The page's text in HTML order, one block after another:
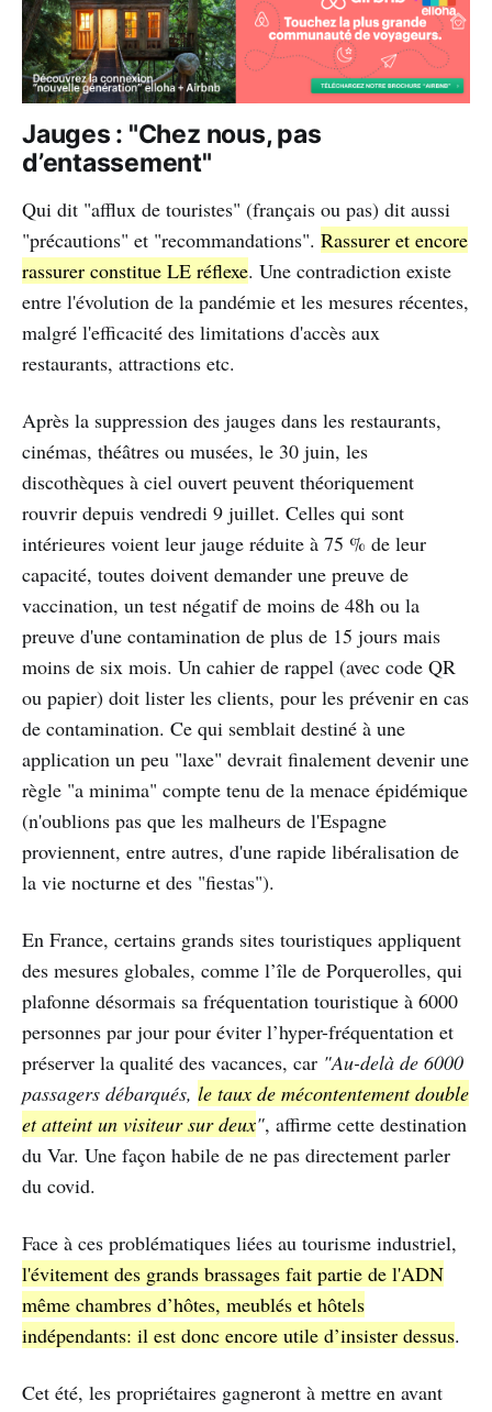
Jauges : "Chez nous, pas
d’entassement"
Qui dit "afflux de touristes" (français ou pas) dit aussi
"précautions" et "recommandations". Rassurer et encore
rassurer constitue LE réflexe. Une contradiction existe
entre l'évolution de la pandémie et les mesures récentes,
malgré l'efficacité des limitations d'accès aux
restaurants, attractions etc.
Après la suppression des jauges dans les restaurants,
cinémas, théâtres ou musées, le 30 juin, les
discothèques à ciel ouvert peuvent théoriquement
rouvrir depuis vendredi 9 juillet. Celles qui sont
intérieures voient leur jauge réduite à 75 % de leur
capacité, toutes doivent demander une preuve de
vaccination, un test négatif de moins de 48h ou la
preuve d'une contamination de plus de 15 jours mais
moins de six mois. Un cahier de rappel (avec code QR
ou papier) doit lister les clients, pour les prévenir en cas
de contamination. Ce qui semblait destiné à une
application un peu "laxe" devrait finalement devenir une
règle "a minima" compte tenu de la menace épidémique
(n'oublions pas que les malheurs de l'Espagne
proviennent, entre autres, d'une rapide libéralisation de
la vie nocturne et des "fiestas").
En France, certains grands sites touristiques appliquent
des mesures globales, comme l’île de Porquerolles, qui
plafonne désormais sa fréquentation touristique à 6000
personnes par jour pour éviter l’hyper-fréquentation et
préserver la qualité des vacances, car "Au-delà de 6000
passagers débarqués, le taux de mécontentement double
et atteint un visiteur sur deux", affirme cette destination
du Var. Une façon habile de ne pas directement parler
du covid.
Face à ces problématiques liées au tourisme industriel,
l'évitement des grands brassages fait partie de l'ADN
même chambres d’hôtes, meublés et hôtels
indépendants: il est donc encore utile d’insister dessus.
Cet été, les propriétaires gagneront à mettre en avant